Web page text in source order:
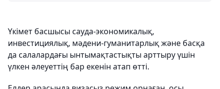
Үкімет басшысы сауда-экономикалық,
инвестициялық, мәдени-гуманитарлық және басқа
да салалардағы ынтымақтастықты арттыру үшін
үлкен әлеуеттің бар екенін атап өтті.